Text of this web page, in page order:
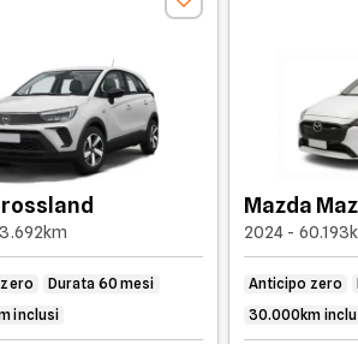
Durata 60 mesi
inclusi
Mazda
2024 -
Anticipo zero
30.000km